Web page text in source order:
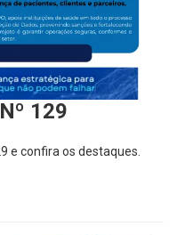
129
e confira os destaques.